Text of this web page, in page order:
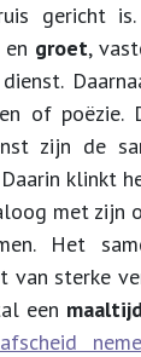
gericht
groet,
of poëzie.
zijn de
Daarin klinkt
met zijn
Het
van sterke
een